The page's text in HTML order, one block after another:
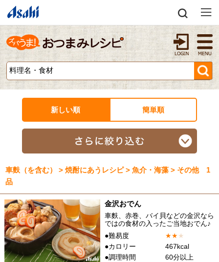
新しい順 簡単順
車麩（を含む） > 焼酎にあうレシピ > 魚介・海藻 > その他 1
品
金沢おでん
車麩、赤巻、バイ貝などの金沢なら
ではの食材の入ったご当地おでん♪
●難易度
★★★
●カロリー
467kcal
●調理時間
60分以上